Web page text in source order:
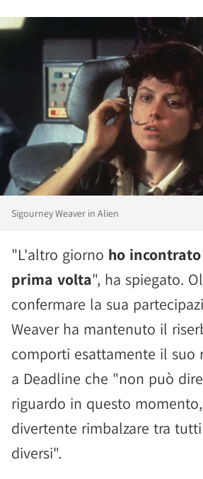
Sigourney Weaver in Alien
"L'altro giorno ho
prima volta", ha spiegato.
confermare la sua
Weaver ha mantenuto il
comporti esattamente il suo
a Deadline che "non può
riguardo in questo
divertente rimbalzare tra
diversi".